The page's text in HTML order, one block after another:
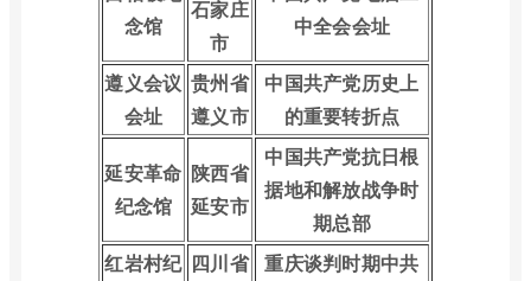
念馆
石家庄
市
中全会会址
遵义会议
会址
贵州省
遵义市
中国共产党历史上
的重要转折点
延安革命
纪念馆
陕西省
延安市
中国共产党抗日根
据地和解放战争时
期总部
红岩村纪 四川省 重庆谈判时期中共